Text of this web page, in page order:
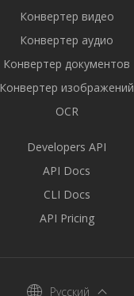
Конвертер видео
Конвертер аудио
Конвертер документов
Конвертер изображений
OCR
Developers API
API Docs
CLI Docs
API Pricing
Русский